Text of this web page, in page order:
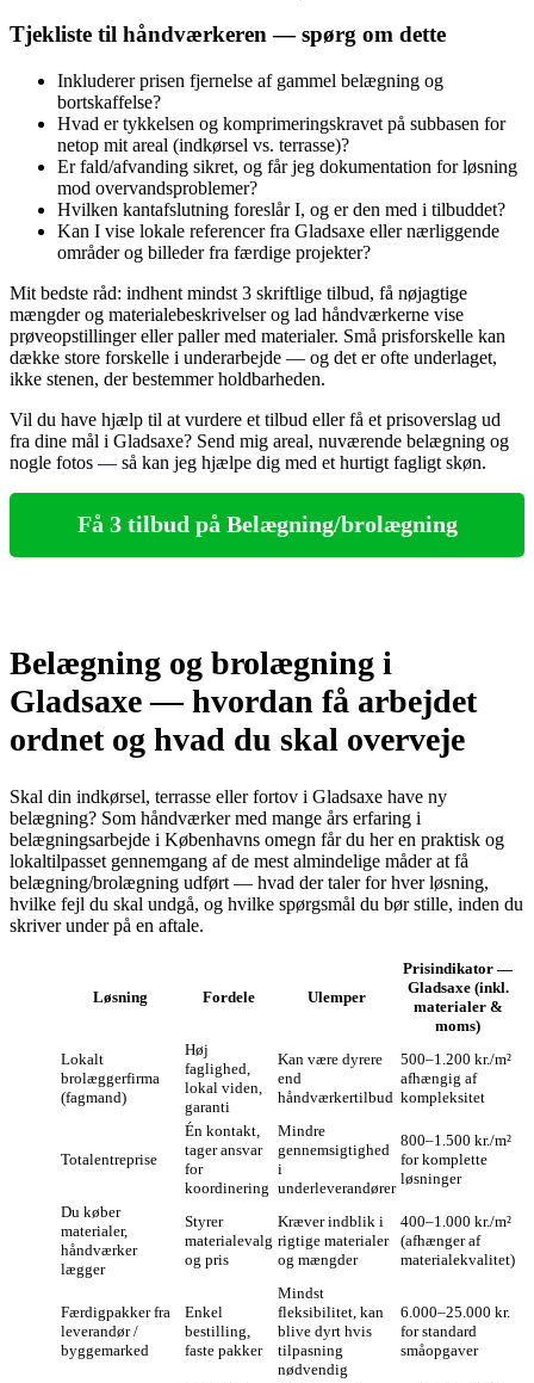
Tjekliste til håndværkeren — spørg om dette
Inkluderer prisen fjernelse af gammel belægning og
bortskaffelse?
Hvad er tykkelsen og komprimeringskravet på subbasen for
netop mit areal (indkørsel vs. terrasse)?
Er fald/afvanding sikret, og får jeg dokumentation for løsning
mod overvandsproblemer?
Hvilken kantafslutning foreslår I, og er den med i tilbuddet?
Kan I vise lokale referencer fra Gladsaxe eller nærliggende
områder og billeder fra færdige projekter?
Mit bedste råd: indhent mindst 3 skriftlige tilbud, få nøjagtige
mængder og materialebeskrivelser og lad håndværkerne vise
prøveopstillinger eller paller med materialer. Små prisforskelle kan
dække store forskelle i underarbejde — og det er ofte underlaget,
ikke stenen, der bestemmer holdbarheden.
Vil du have hjælp til at vurdere et tilbud eller få et prisoverslag ud
fra dine mål i Gladsaxe? Send mig areal, nuværende belægning og
nogle fotos — så kan jeg hjælpe dig med et hurtigt fagligt skøn.
Få 3 tilbud på Belægning/brolægning
Belægning og brolægning i
Gladsaxe — hvordan få arbejdet
ordnet og hvad du skal overveje
Skal din indkørsel, terrasse eller fortov i Gladsaxe have ny
belægning? Som håndværker med mange års erfaring i
belægningsarbejde i Københavns omegn får du her en praktisk og
lokaltilpasset gennemgang af de mest almindelige måder at få
belægning/brolægning udført — hvad der taler for hver løsning,
hvilke fejl du skal undgå, og hvilke spørgsmål du bør stille, inden du
skriver under på en aftale.
Løsning Fordele Ulemper
Prisindikator —
Gladsaxe (inkl.
materialer &
moms)
Lokalt
brolæggerfirma
(fagmand)
Høj
faglighed,
lokal viden,
garanti
Kan være dyrere
end
håndværkertilbud
500–1.200 kr./m²
afhængig af
kompleksitet
Totalentreprise
Én kontakt,
tager ansvar
for
koordinering
Mindre
gennemsigtighed
i
underleverandører
800–1.500 kr./m²
for komplette
løsninger
Du køber
materialer,
håndværker
lægger
Styrer
materialevalg
og pris
Kræver indblik i
rigtige materialer
og mængder
400–1.000 kr./m²
(afhænger af
materialekvalitet)
Færdigpakker fra
leverandør /
byggemarked
Enkel
bestilling,
faste pakker
Mindst
fleksibilitet, kan
blive dyrt hvis
tilpasning
nødvendig
6.000–25.000 kr.
for standard
småopgaver